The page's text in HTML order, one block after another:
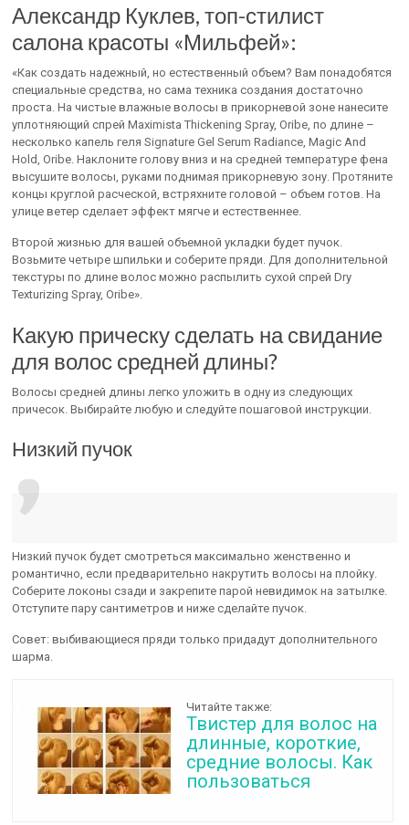
Александр Куклев, топ-стилист
салона красоты «Мильфей»:
«Как создать надежный, но естественный объем? Вам понадобятся
специальные средства, но сама техника создания достаточно
проста. На чистые влажные волосы в прикорневой зоне нанесите
уплотняющий спрей Maximista Thickening Spray, Oribe, по длине –
несколько капель геля Signature Gel Serum Radiance, Magic And
Hold, Oribe. Наклоните голову вниз и на средней температуре фена
высушите волосы, руками поднимая прикорневую зону. Протяните
концы круглой расческой, встряхните головой – объем готов. На
улице ветер сделает эффект мягче и естественнее.
Второй жизнью для вашей объемной укладки будет пучок.
Возьмите четыре шпильки и соберите пряди. Для дополнительной
текстуры по длине волос можно распылить сухой спрей Dry
Texturizing Spray, Oribe».
Какую прическу сделать на свидание
для волос средней длины?
Волосы средней длины легко уложить в одну из следующих
причесок. Выбирайте любую и следуйте пошаговой инструкции.
Низкий пучок
Низкий пучок будет смотреться максимально женственно и
романтично, если предварительно накрутить волосы на плойку.
Соберите локоны сзади и закрепите парой невидимок на затылке.
Отступите пару сантиметров и ниже сделайте пучок.
Совет: выбивающиеся пряди только придадут дополнительного
шарма.
Читайте также:
Твистер для волос на
длинные, короткие,
средние волосы. Как
пользоваться